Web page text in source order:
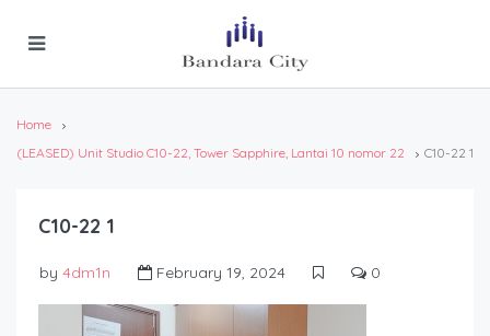
Home
(LEASED) Unit Studio C10-22, Tower Sapphire, Lantai 10 nomor 22
C10-22 1
C10-22 1
by 4dm1n February 19, 2024 0